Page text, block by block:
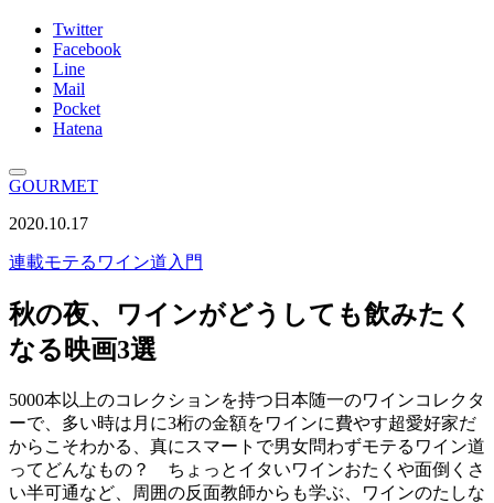
Twitter
Facebook
Line
Mail
Pocket
Hatena
GOURMET
2020.10.17
連載モテるワイン道入門
秋の夜、ワインがどうしても飲みたく
なる映画3選
5000本以上のコレクションを持つ日本随一のワインコレクタ
ーで、多い時は月に3桁の金額をワインに費やす超愛好家だ
からこそわかる、真にスマートで男女問わずモテるワイン道
ってどんなもの？ ちょっとイタいワインおたくや面倒くさ
い半可通など、周囲の反面教師からも学ぶ、ワインのたしな